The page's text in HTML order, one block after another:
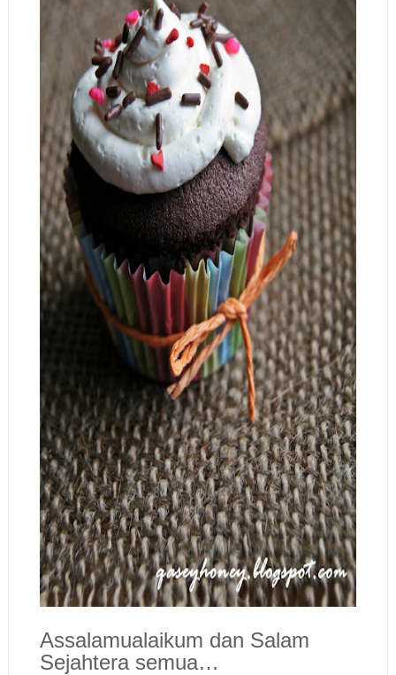
Assalamualaikum dan Salam
Sejahtera semua…